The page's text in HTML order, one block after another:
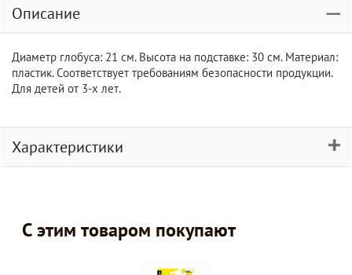
Описание
Диаметр глобуса: 21 см. Высота на подставке: 30 см. Материал:
пластик. Соответствует требованиям безопасности продукции.
Для детей от 3-х лет.
Характеристики
С этим товаром покупают